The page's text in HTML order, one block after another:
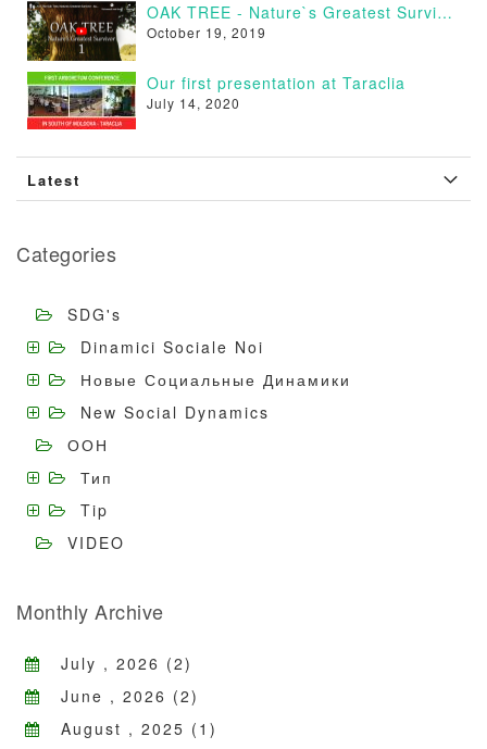
OAK TREE - Nature`s Greatest Survivor [VIDEO]
October 19, 2019
Our first presentation at Taraclia
July 14, 2020
Latest
Categories
SDG's
Dinamici Sociale Noi
Новые Социальные Динамики
New Social Dynamics
ООН
Тип
Tip
VIDEO
Monthly Archive
July , 2026 (2)
June , 2026 (2)
August , 2025 (1)